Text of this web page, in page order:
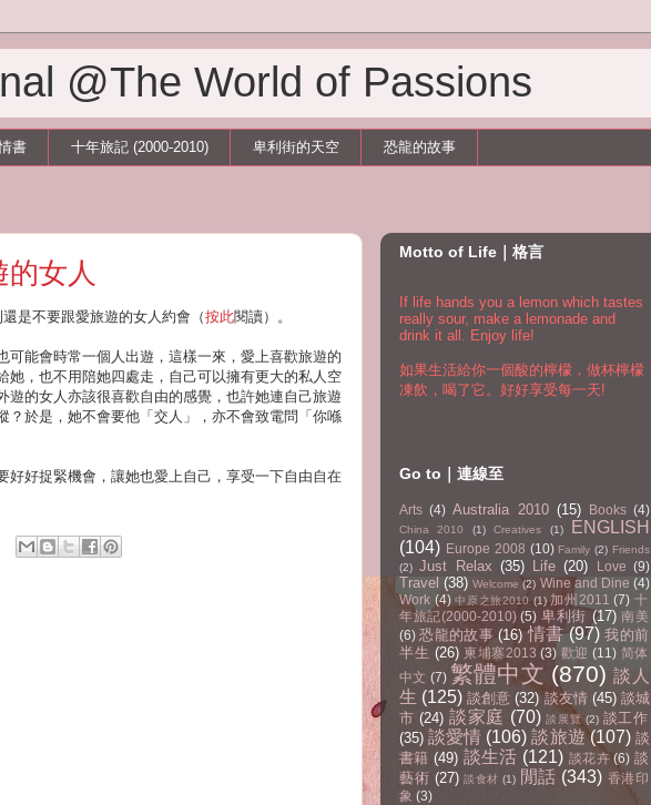
@The World of Passions
書 十年旅記 (2000-2010) 卑利街的天空 恐龍的故事
女人
是不要跟愛旅遊的女人約會（按此閱讀）。
可能會時常一個人出遊，這樣一來，愛上喜歡旅遊的
她，也不用陪她四處走，自己可以擁有更大的私人空
遊的女人亦該很喜歡自由的感覺，也許她連自己旅遊
？於是，她不會要他「交人」，亦不會致電問「你喺
好好捉緊機會，讓她也愛上自己，享受一下自由自在
Motto of Life｜格言
If life hands you a lemon which tastes
really sour, make a lemonade and
drink it all. Enjoy life!
如果生活給你一個酸的檸檬，做杯檸檬
凍飲，喝了它。好好享受每一天!
Go to｜連線至
Arts (4) Australia 2010 (15) Books (4)
China 2010 (1) Creatives (1)
ENGLISH
(104) Europe 2008 (10) Family (2) Friends
(2) Just Relax (35) Life (20) Love (9)
Travel (38) Welcome (2) Wine and Dine (4)
Work (4) 中原之旅2010 (1) 加州2011 (7) 十
年旅記(2000-2010) (5) 卑利街 (17) 南美
(6) 恐龍的故事 (16) 情書 (97) 我的前
半生 (26) 柬埔寨2013 (3) 歡迎 (11) 简体
中文 (7) 繁體中文 (870) 談人
生 (125) 談創意 (32) 談友情 (45) 談城
市 (24) 談家庭 (70) 談展覽 (2) 談工作
(35) 談愛情 (106) 談旅遊 (107) 談
書籍 (49) 談生活 (121) 談花卉 (6) 談
藝術 (27) 談食材 (1) 閒話 (343) 香港印
象 (3)